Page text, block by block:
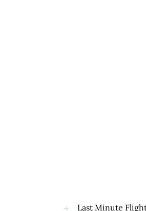
Last Minute